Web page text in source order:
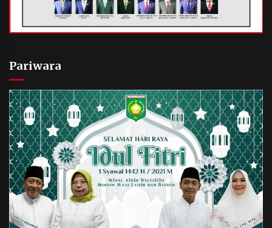
Pariwara